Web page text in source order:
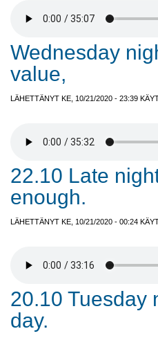
Wednesday
value,
LÄHETTÄNYT KE, 10/21/2020 - 23:39
22.10 Late
enough.
LÄHETTÄNYT KE, 10/21/2020 - 00:24
20.10 Tuesday
day.